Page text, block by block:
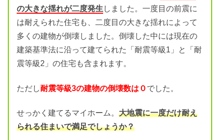
の大きな揺れが二度発生 しました。一度目の前震に
は耐えられた住宅も、二度目の大きな揺れによって
多くの建物が倒壊しました。倒壊した中には現在の
建築基準法に沿って建てられた「耐震等級1」と「耐
震等級2」の住宅も含まれます。
ただし耐震等級3の建物の倒壊数は０ でした。
せっかく建てるマイホーム。 大地震に一度だけ耐え
られる住まいで満足でしょうか？